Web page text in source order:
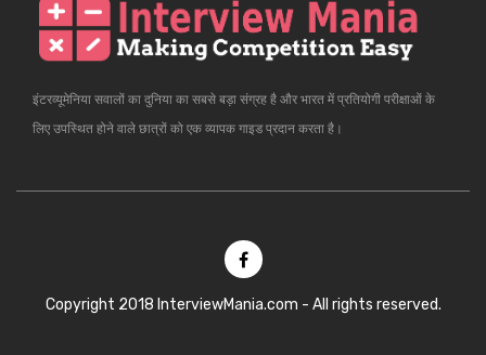
इंटरव्यूमेनिया सवालों का दुनिया का सबसे बड़ा संग्रह है और भारत में प्रतियोगी परीक्षाओं के
लिए उपस्थित होने वाले छात्रों को एक व्यापक गाइड प्रदान करता है।
Copyright 2018 InterviewMania.com - All rights reserved.